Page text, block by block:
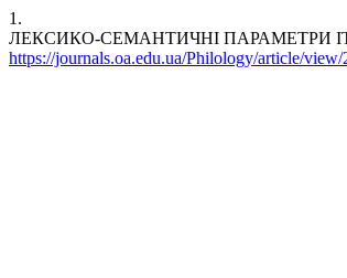
1.
ЛЕКСИКО-СЕМАНТИЧНІ ПАРАМЕТРИ
https://journals.oa.edu.ua/Philology/article/view/